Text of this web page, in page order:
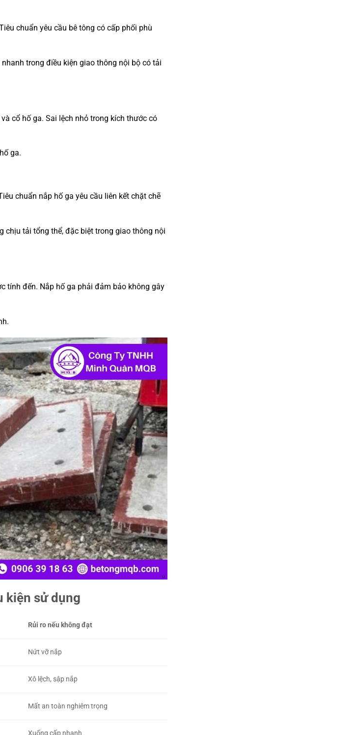
chuẩn yêu cầu bê tông có cấp phối phù
trong điều kiện giao thông nội bộ có tải
cổ hố ga. Sai lệch nhỏ trong kích thước có
ga.
chuẩn nắp hố ga yêu cầu liên kết chặt chẽ
chịu tải tổng thể, đặc biệt trong giao thông nội
tính đến. Nắp hố ga phải đảm bảo không gây
kiện sử dụng
Rủi ro nếu không đạt
Nứt vỡ nắp
Xô lệch, sập nắp
Mất an toàn nghiêm trọng
Xuống cấp nhanh